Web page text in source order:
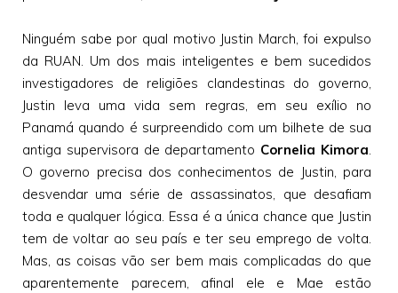
Ninguém sabe por qual motivo Justin March, foi expulso
da RUAN. Um dos mais inteligentes e bem sucedidos
investigadores de religiões clandestinas do governo,
Justin leva uma vida sem regras, em seu exílio no
Panamá quando é surpreendido com um bilhete de sua
antiga supervisora de departamento Cornelia Kimora.
O governo precisa dos conhecimentos de Justin, para
desvendar uma série de assassinatos, que desafiam
toda e qualquer lógica. Essa é a única chance que Justin
tem de voltar ao seu país e ter seu emprego de volta.
Mas, as coisas vão ser bem mais complicadas do que
aparentemente parecem, afinal ele e Mae estão